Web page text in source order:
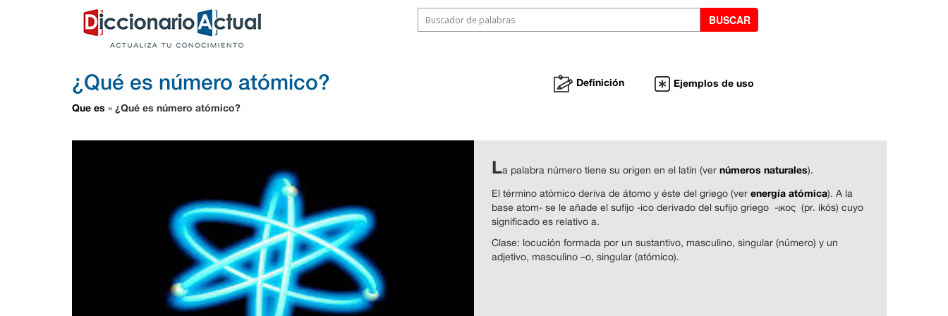
¿Qué es número atómico?
Que es » ¿Qué es número atómico?
Definición Ejemplos de uso
La palabra número tiene su origen en el latín (ver números naturales).
El término atómico deriva de átomo y éste del griego (ver energía atómica). A la
base atom- se le añade el sufijo -ico derivado del sufijo griego -ικος (pr. ikós) cuyo
significado es relativo a.
Clase: locución formada por un sustantivo, masculino, singular (número) y un
adjetivo, masculino –o, singular (atómico).